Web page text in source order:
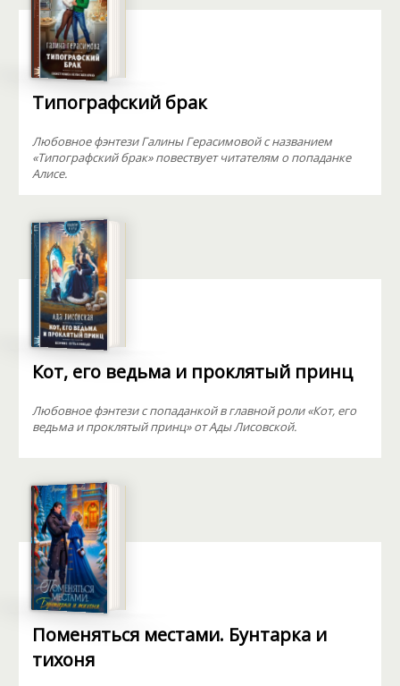
Типографский брак
Любовное фэнтези Галины Герасимовой с названием
«Типографский брак» повествует читателям о попаданке
Алисе.
Кот, его ведьма и проклятый принц
Любовное фэнтези с попаданкой в главной роли «Кот, его
ведьма и проклятый принц» от Ады Лисовской.
Поменяться местами. Бунтарка и
тихоня